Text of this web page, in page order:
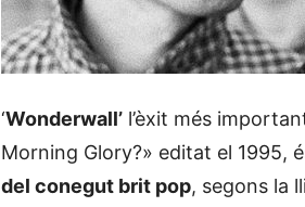
‘Wonderwall’ l’èxit més
Morning Glory?» editat el 1995,
del conegut brit pop, segons la